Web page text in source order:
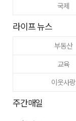
국제
라이프 뉴스
부동산
교육
이웃사랑
주간매일